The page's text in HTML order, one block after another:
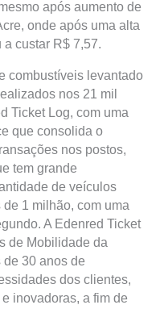
após aumento de
onde após uma alta
custar R$ 7,57.
combustíveis levantado
nos 21 mil
Ticket Log, com uma
que consolida o
nos postos,
tem grande
de veículos
1 milhão, com uma
A Edenred Ticket
de Mobilidade da
de 30 anos de
dos clientes,
inovadoras, a fim de